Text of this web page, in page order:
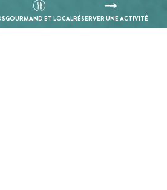
GOURMAND ET LOCALRÉSERVER UNE ACTIVITÉ